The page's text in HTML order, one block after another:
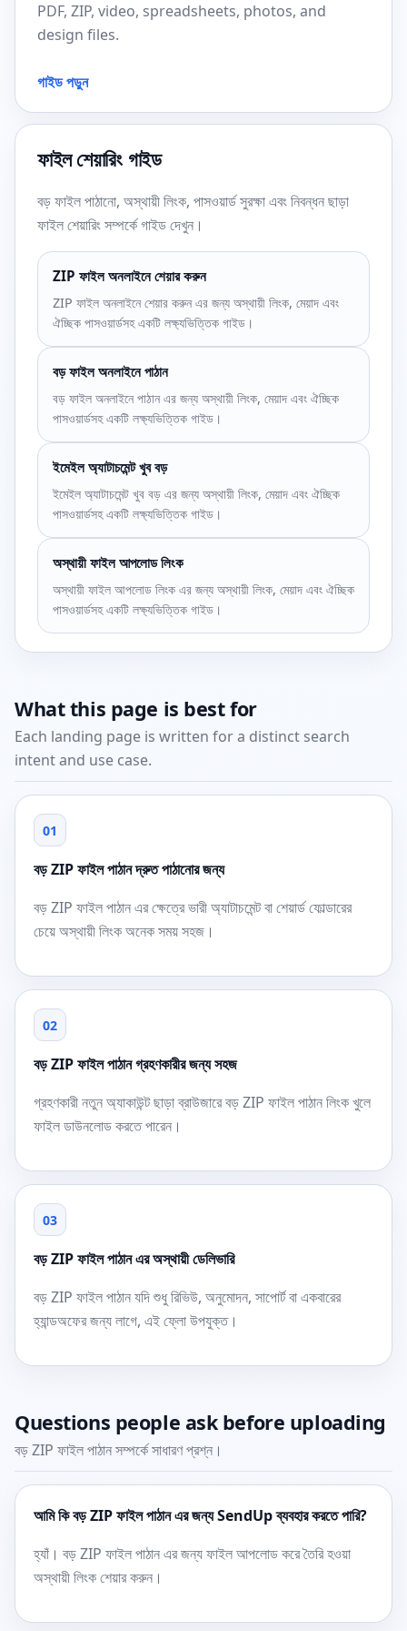
PDF, ZIP, video, spreadsheets, photos, and
design files.
গাইড পড়ুন
ফাইল শেয়ারিং গাইড
বড় ফাইল পাঠানো, অস্থায়ী লিংক, পাসওয়ার্ড সুরক্ষা এবং নিবন্ধন ছাড়া
ফাইল শেয়ারিং সম্পর্কে গাইড দেখুন।
ZIP ফাইল অনলাইনে শেয়ার করুন
ZIP ফাইল অনলাইনে শেয়ার করুন এর জন্য অস্থায়ী লিংক, মেয়াদ এবং
ঐচ্ছিক পাসওয়ার্ডসহ একটি লক্ষ্যভিত্তিক গাইড।
বড় ফাইল অনলাইনে পাঠান
বড় ফাইল অনলাইনে পাঠান এর জন্য অস্থায়ী লিংক, মেয়াদ এবং ঐচ্ছিক
পাসওয়ার্ডসহ একটি লক্ষ্যভিত্তিক গাইড।
ইমেইল অ্যাটাচমেন্ট খুব বড়
ইমেইল অ্যাটাচমেন্ট খুব বড় এর জন্য অস্থায়ী লিংক, মেয়াদ এবং ঐচ্ছিক
পাসওয়ার্ডসহ একটি লক্ষ্যভিত্তিক গাইড।
অস্থায়ী ফাইল আপলোড লিংক
অস্থায়ী ফাইল আপলোড লিংক এর জন্য অস্থায়ী লিংক, মেয়াদ এবং ঐচ্ছিক
পাসওয়ার্ডসহ একটি লক্ষ্যভিত্তিক গাইড।
What this page is best for
Each landing page is written for a distinct search
intent and use case.
01
বড় ZIP ফাইল পাঠান দ্রুত পাঠানোর জন্য
বড় ZIP ফাইল পাঠান এর ক্ষেত্রে ভারী অ্যাটাচমেন্ট বা শেয়ার্ড ফোল্ডারের
চেয়ে অস্থায়ী লিংক অনেক সময় সহজ।
02
বড় ZIP ফাইল পাঠান গ্রহণকারীর জন্য সহজ
গ্রহণকারী নতুন অ্যাকাউন্ট ছাড়া ব্রাউজারে বড় ZIP ফাইল পাঠান লিংক খুলে
ফাইল ডাউনলোড করতে পারেন।
03
বড় ZIP ফাইল পাঠান এর অস্থায়ী ডেলিভারি
বড় ZIP ফাইল পাঠান যদি শুধু রিভিউ, অনুমোদন, সাপোর্ট বা একবারের
হ্যান্ডঅফের জন্য লাগে, এই ফ্লো উপযুক্ত।
Questions people ask before uploading
বড় ZIP ফাইল পাঠান সম্পর্কে সাধারণ প্রশ্ন।
আমি কি বড় ZIP ফাইল পাঠান এর জন্য SendUp ব্যবহার করতে পারি?
হ্যাঁ। বড় ZIP ফাইল পাঠান এর জন্য ফাইল আপলোড করে তৈরি হওয়া
অস্থায়ী লিংক শেয়ার করুন।